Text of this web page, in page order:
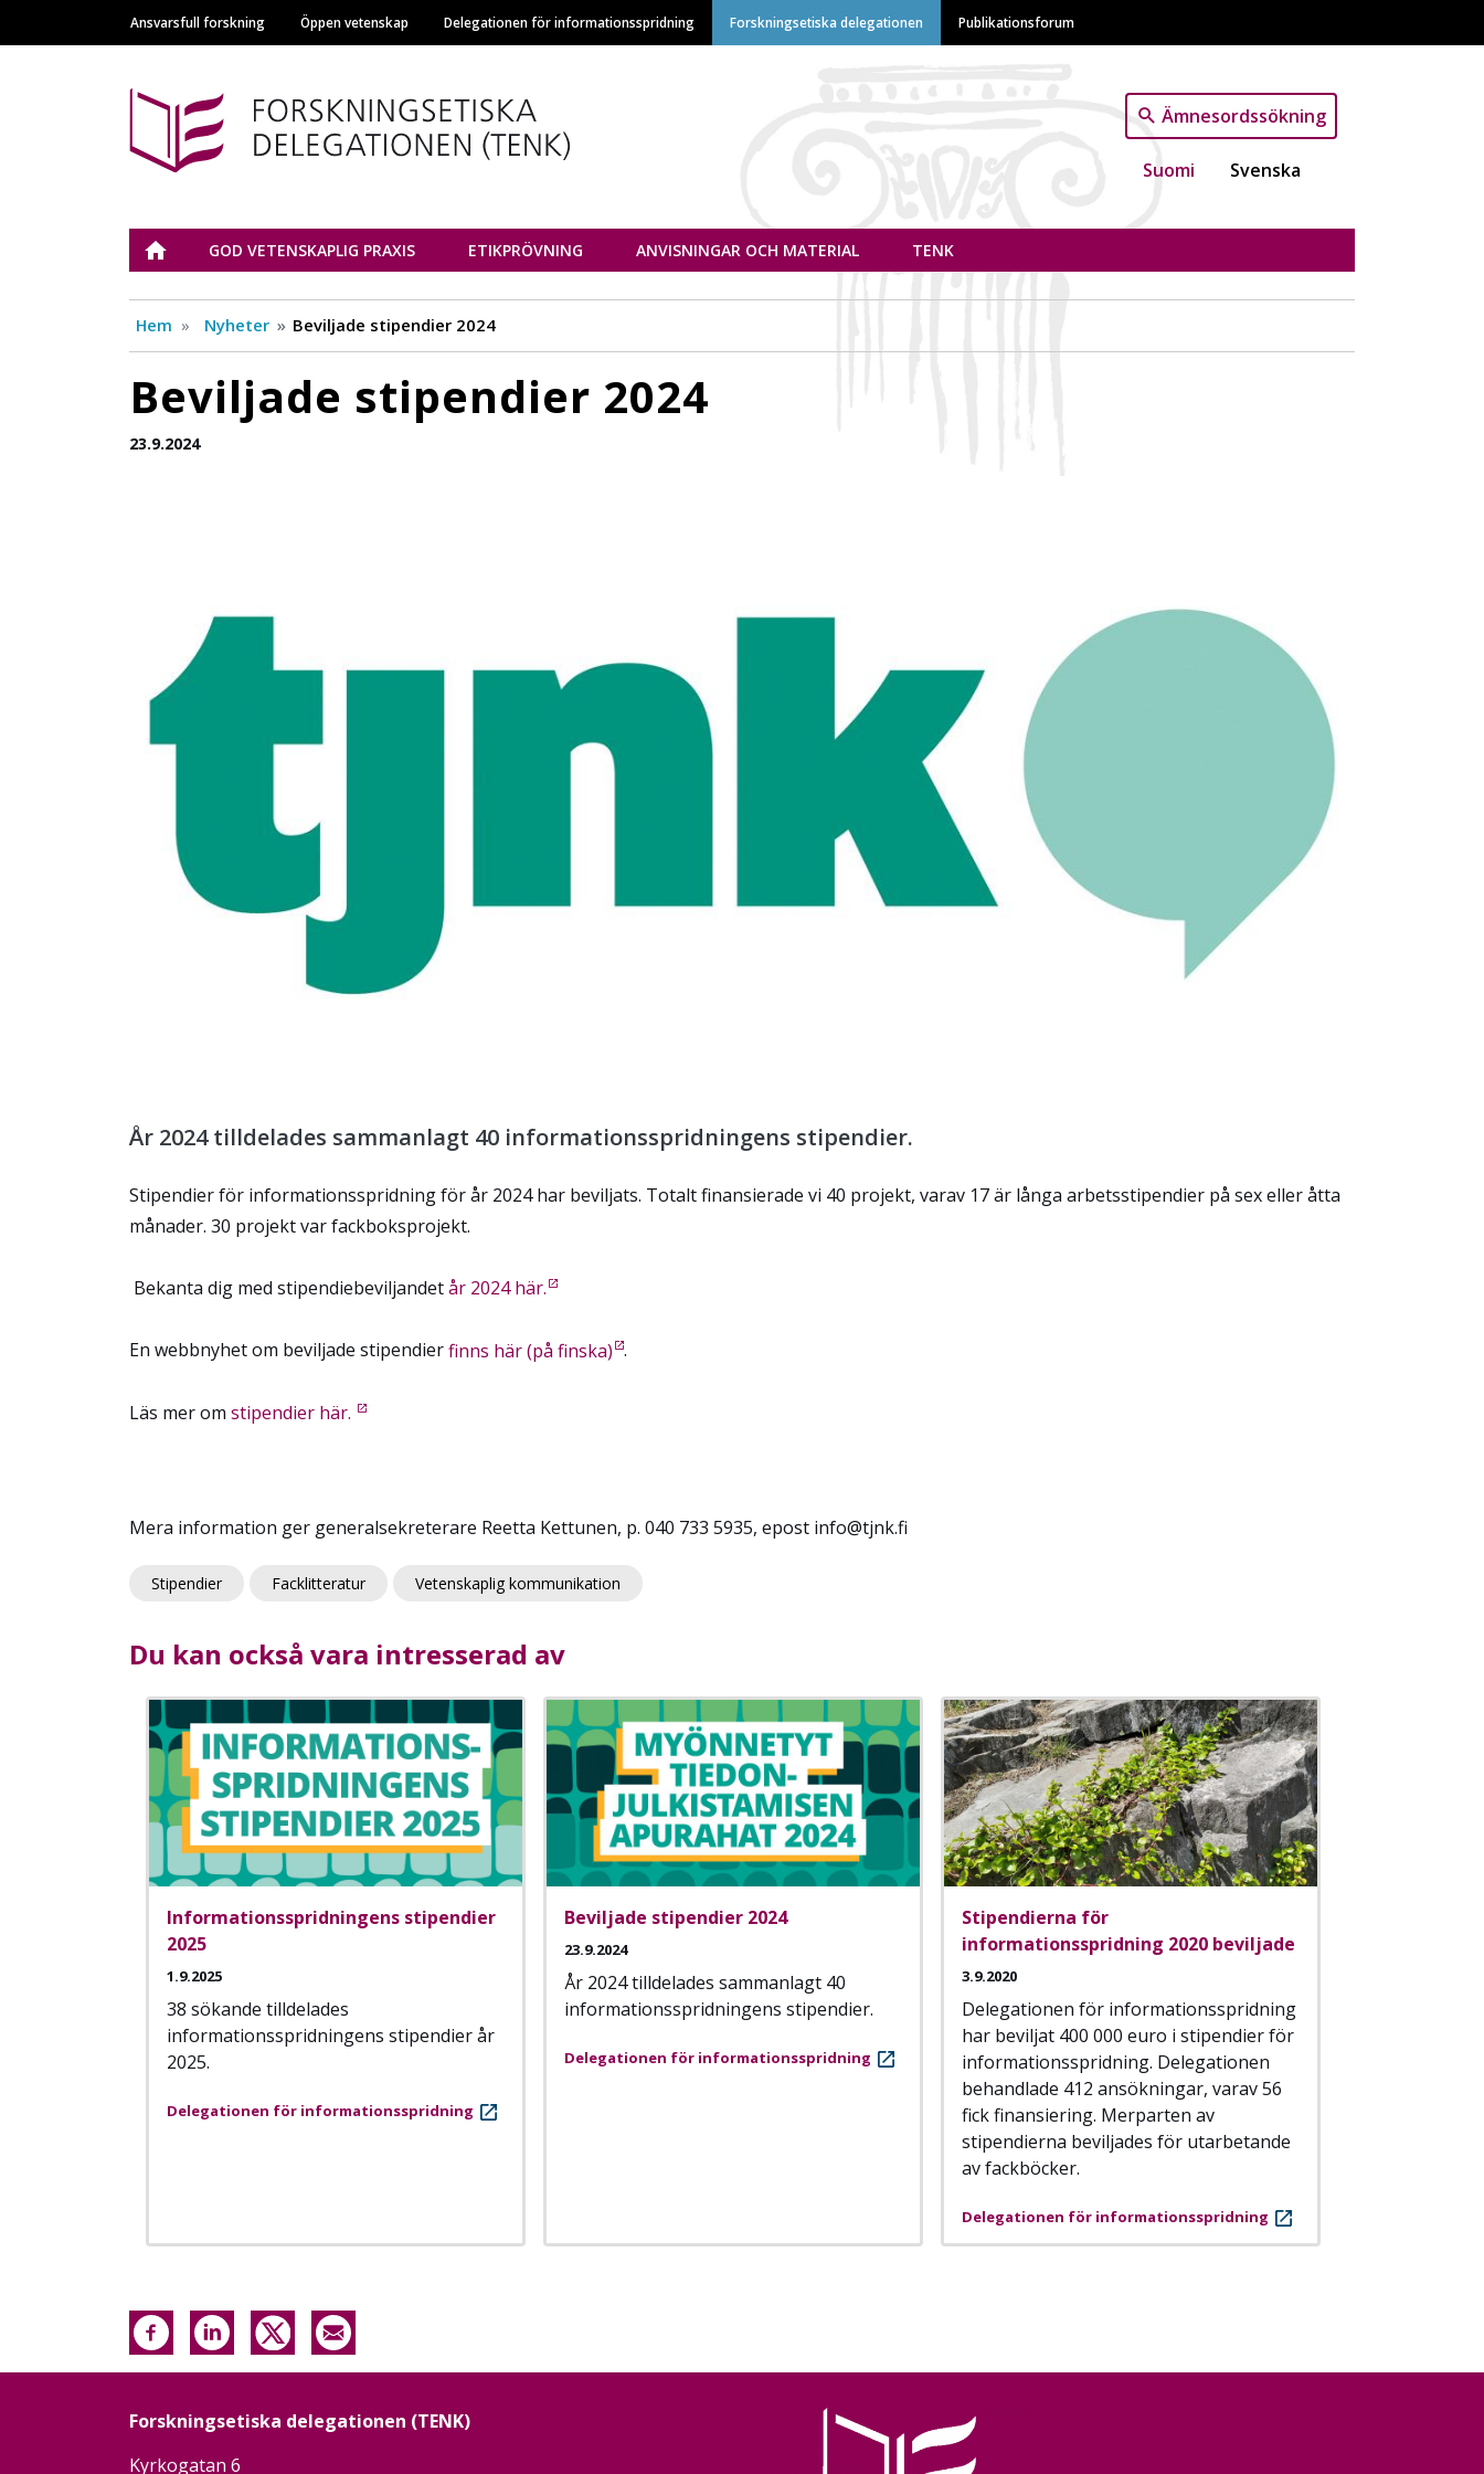
Hoppa
till
Main navigation
Ansvarsfull forskning Öppen vetenskap Delegationen för informationsspridning Forskningsetiska delegationen Publikationsforum
Ämnesordssökning
Suomi Svenska
Tutkimuseettinen neuvottelukunta
ETUSIVUGOD VETENSKAPLIG PRAXIS ETIKPRÖVNING ANVISNINGAR OCH MATERIAL TENK
Hem Nyheter Beviljade stipendier 2024
Beviljade stipendier 2024
23.9.2024
År 2024 tilldelades sammanlagt 40 informationsspridningens stipendier.
Stipendier för informationsspridning för år 2024 har beviljats. Totalt finansierade vi 40 projekt, varav 17 är långa arbetsstipendier på sex eller åtta
månader. 30 projekt var fackboksprojekt.
Bekanta dig med stipendiebeviljandetår 2024 här.
En webbnyhet om beviljade stipendierfinns här (på finska) .
Läs mer om stipendier här.
Mera information ger generalsekreterare Reetta Kettunen, p. 040 733 5935, epost info@tjnk.fi
Stipendier Facklitteratur Vetenskaplig kommunikation
Du kan också vara intresserad av
Informationsspridningens stipendier
2025
1.9.2025
38 sökande tilldelades
informationsspridningens stipendier år
2025.
Delegationen för informationsspridning
Beviljade stipendier 2024
23.9.2024
År 2024 tilldelades sammanlagt 40
informationsspridningens stipendier.
Delegationen för informationsspridning
Stipendierna för
informationsspridning 2020 beviljade
3.9.2020
Delegationen för informationsspridning
har beviljat 400 000 euro i stipendier för
informationsspridning. Delegationen
behandlade 412 ansökningar, varav 56
fick finansiering. Merparten av
stipendierna beviljades för utarbetande
av fackböcker.
Delegationen för informationsspridning
Forskningsetiska delegationen (TENK)
Kyrkogatan 6